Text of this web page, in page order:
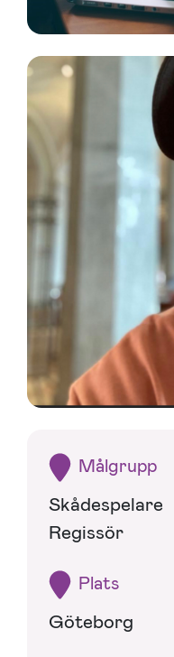
Målgrupp
Skådespelare
Regissör
Plats
Göteborg